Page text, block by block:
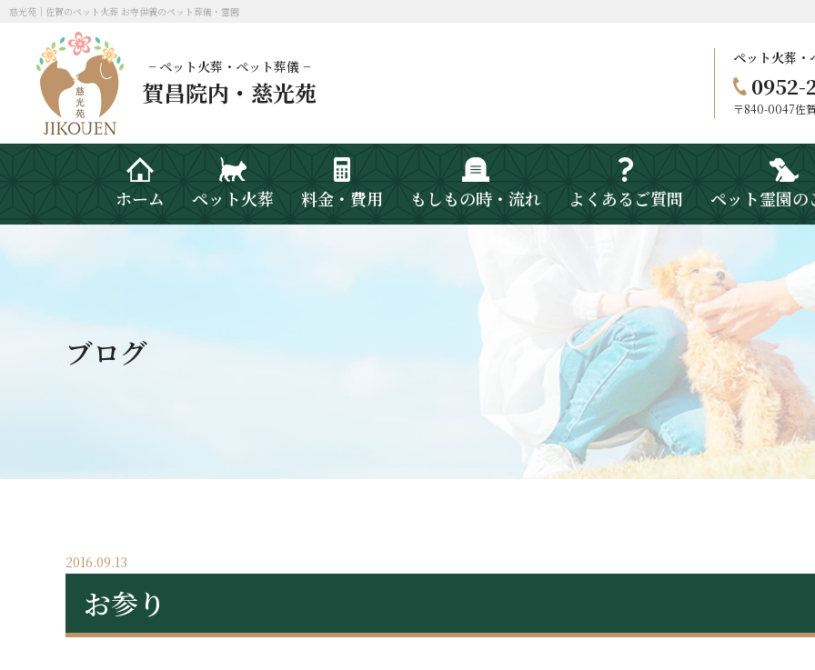
慈光苑｜佐賀のペット火葬 お寺供養のペット葬儀・霊園
− ペット火葬・ペット葬儀 −
賀昌院内・慈光苑
ペット火葬・
0952-
〒840-0047佐
ホーム ペット火葬 料金・費用 もしもの時・流れ よくあるご質問 ペット霊園の
ブログ
2016.09.13
お参り